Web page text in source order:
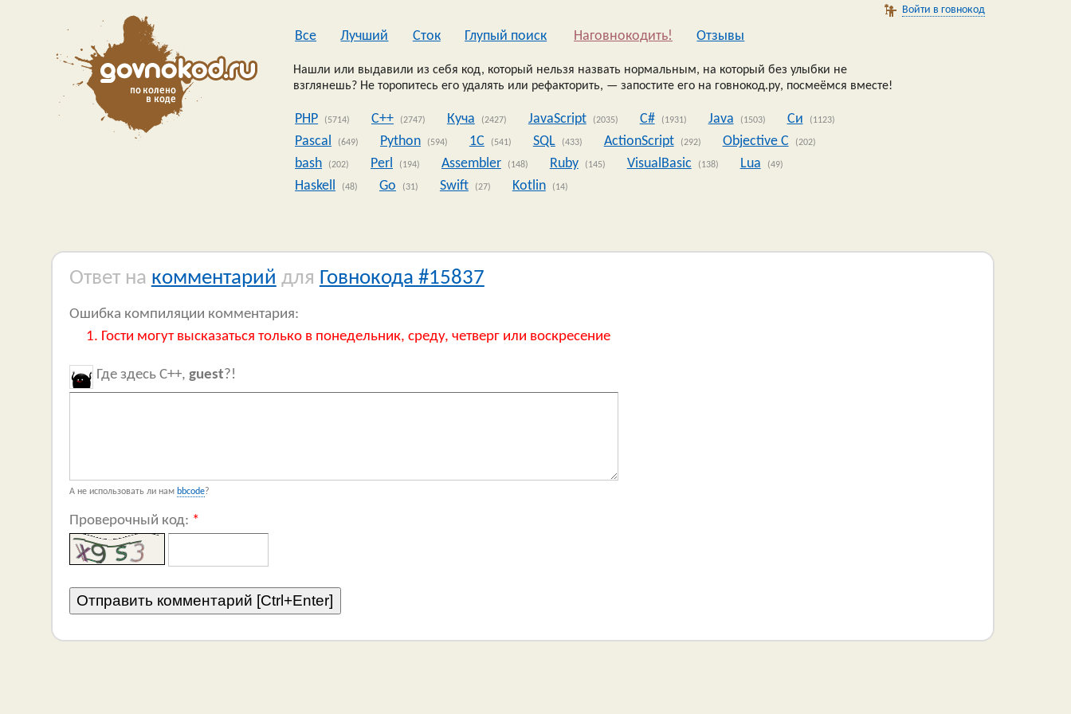
Войти в говнокод
Все Лучший Сток Глупый поиск Наговнокодить! Oтзывы
Нашли или выдавили из себя код, который нельзя назвать нормальным, на который без улыбки не
взглянешь? Не торопитесь его удалять или рефакторить, — запостите его на говнокод.ру, посмеёмся вместе!
PHP (5714) C++ (2747) Куча (2427) JavaScript (2035) C# (1931) Java (1503) Си (1123)
Pascal (649) Python (594) 1C (541) SQL (433) ActionScript (292) Objective C (202)
bash (202) Perl (194) Assembler (148) Ruby (145) VisualBasic (138) Lua (49)
Haskell (48) Go (31) Swift (27) Kotlin (14)
Ответ на комментарий для Говнокода #15837
Ошибка компиляции комментария:
Гости могут высказаться только в понедельник, среду, четверг или воскресение
Где здесь C++, guest?!
А не использовать ли нам bbcode?
Проверочный код: *